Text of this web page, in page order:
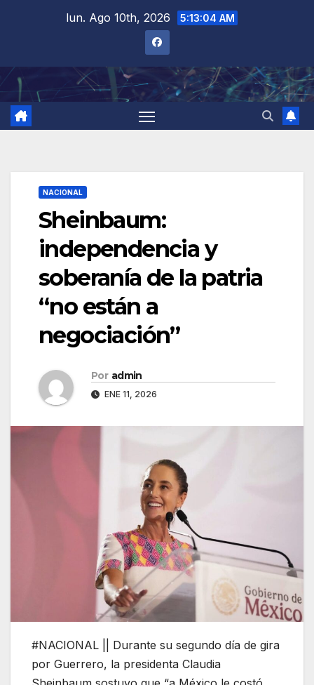
lun. Ago 10th, 2026 5:13:05 AM
NACIONAL
Sheinbaum:
independencia y
soberanía de la patria
“no están a
negociación”
Por admin
ENE 11, 2026
#NACIONAL || Durante su segundo día de gira
por Guerrero, la presidenta Claudia